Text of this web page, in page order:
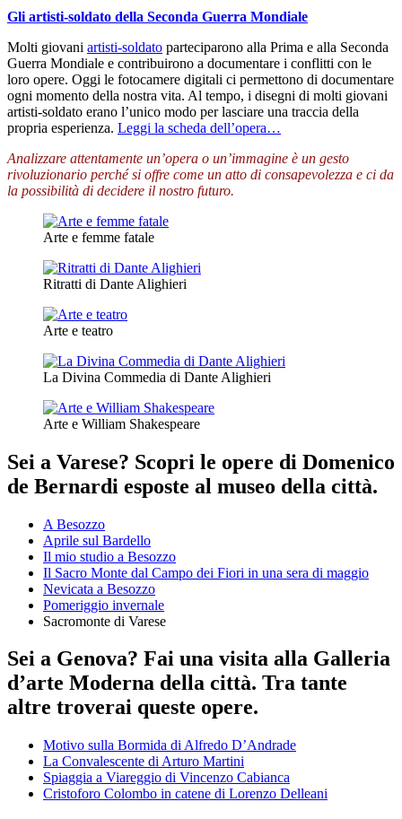
Gli artisti-soldato della Seconda Guerra Mondiale
Molti giovani artisti-soldato parteciparono alla Prima e alla Seconda
Guerra Mondiale e contribuirono a documentare i conflitti con le
loro opere. Oggi le fotocamere digitali ci permettono di documentare
ogni momento della nostra vita. Al tempo, i disegni di molti giovani
artisti-soldato erano l’unico modo per lasciare una traccia della
propria esperienza. Leggi la scheda dell’opera…
Analizzare attentamente un’opera o un’immagine è un gesto
rivoluzionario perché si offre come un atto di consapevolezza e ci da
la possibilità di decidere il nostro futuro.
Arte e femme fatale
Ritratti di Dante Alighieri
Arte e teatro
La Divina Commedia di Dante Alighieri
Arte e William Shakespeare
Sei a Varese? Scopri le opere di Domenico
de Bernardi esposte al museo della città.
A Besozzo
Aprile sul Bardello
Il mio studio a Besozzo
Il Sacro Monte dal Campo dei Fiori in una sera di maggio
Nevicata a Besozzo
Pomeriggio invernale
Sacromonte di Varese
Sei a Genova? Fai una visita alla Galleria
d’arte Moderna della città. Tra tante
altre troverai queste opere.
Motivo sulla Bormida di Alfredo D’Andrade
La Convalescente di Arturo Martini
Spiaggia a Viareggio di Vincenzo Cabianca
Cristoforo Colombo in catene di Lorenzo Delleani